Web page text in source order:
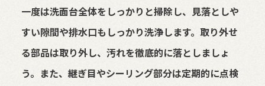
一度は洗面台全体をしっかりと掃除し、見落としや
すい隙間や排水口もしっかり洗浄します。取り外せ
る部品は取り外し、汚れを徹底的に落としましょ
う。また、継ぎ目やシーリング部分は定期的に点検